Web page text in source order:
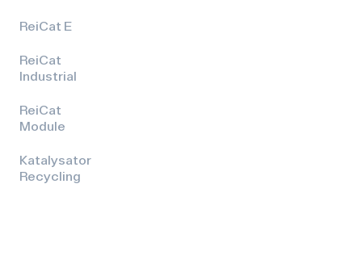
ReiCat E
ReiCat
Industrial
ReiCat
Module
Katalysator
Recycling